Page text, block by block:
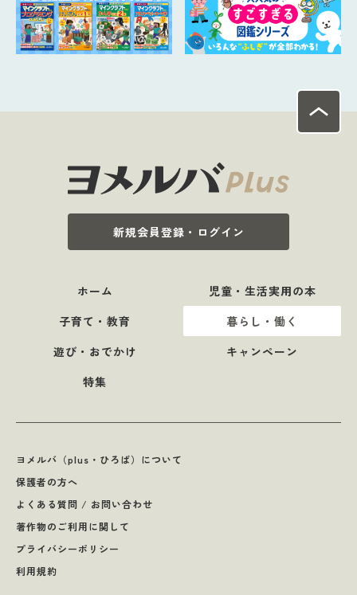
新規会員登録・ログイン
ホーム
児童・生活実用の本
子育て・教育
暮らし・働く
遊び・おでかけ
キャンペーン
特集
ヨメルバ（plus・ひろば）について
保護者の方へ
よくある質問 / お問い合わせ
著作物のご利用に関して
プライバシーポリシー
利用規約